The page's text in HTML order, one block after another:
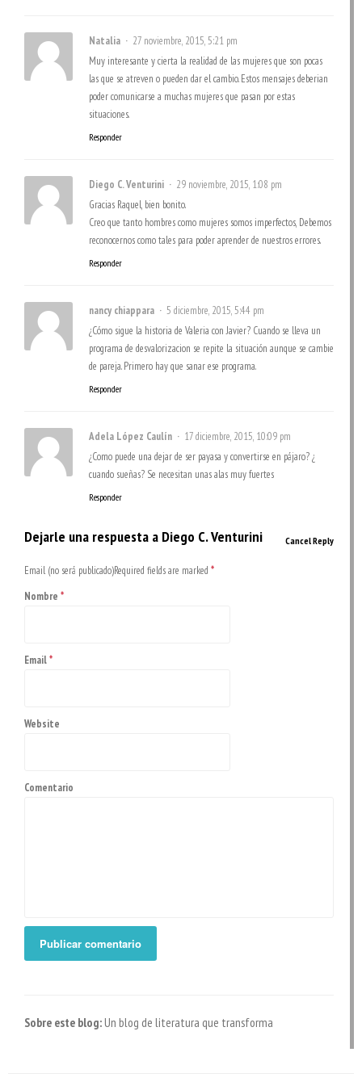
Natalia
27 noviembre, 2015, 5:21 pm
Muy interesante y cierta la realidad de las mujeres que son pocas
las que se atreven o pueden dar el cambio. Estos mensajes deberian
poder comunicarse a muchas mujeres que pasan por estas
situaciones.
Responder
Diego C. Venturini
29 noviembre, 2015, 1:08 pm
Gracias Raquel, bien bonito.
Creo que tanto hombres como mujeres somos imperfectos, Debemos
reconocernos como tales para poder aprender de nuestros errores.
Responder
nancy chiappara
5 diciembre, 2015, 5:44 pm
¿Cómo sigue la historia de Valeria con Javier? Cuando se lleva un
programa de desvalorizacion se repite la situación aunque se cambie
de pareja. Primero hay que sanar ese programa.
Responder
Adela López Caulín
17 diciembre, 2015, 10:09 pm
¿Como puede una dejar de ser payasa y convertirse en pájaro? ¿
cuando sueñas? Se necesitan unas alas muy fuertes
Responder
Dejarle una respuesta a Diego C. Venturini Cancel Reply
Email (no será publicado)Required fields are marked *
Nombre *
Email*
Website
Comentario
Sobre este blog:Un blog de literatura que transforma